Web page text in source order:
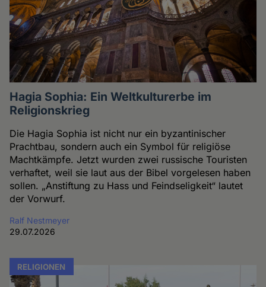
Hagia Sophia: Ein Weltkulturerbe im
Religionskrieg
Die Hagia Sophia ist nicht nur ein byzantinischer
Prachtbau, sondern auch ein Symbol für religiöse
Machtkämpfe. Jetzt wurden zwei russische Touristen
verhaftet, weil sie laut aus der Bibel vorgelesen haben
sollen. „Anstiftung zu Hass und Feindseligkeit“ lautet
der Vorwurf.
Ralf Nestmeyer
29.07.2026
RELIGIONEN